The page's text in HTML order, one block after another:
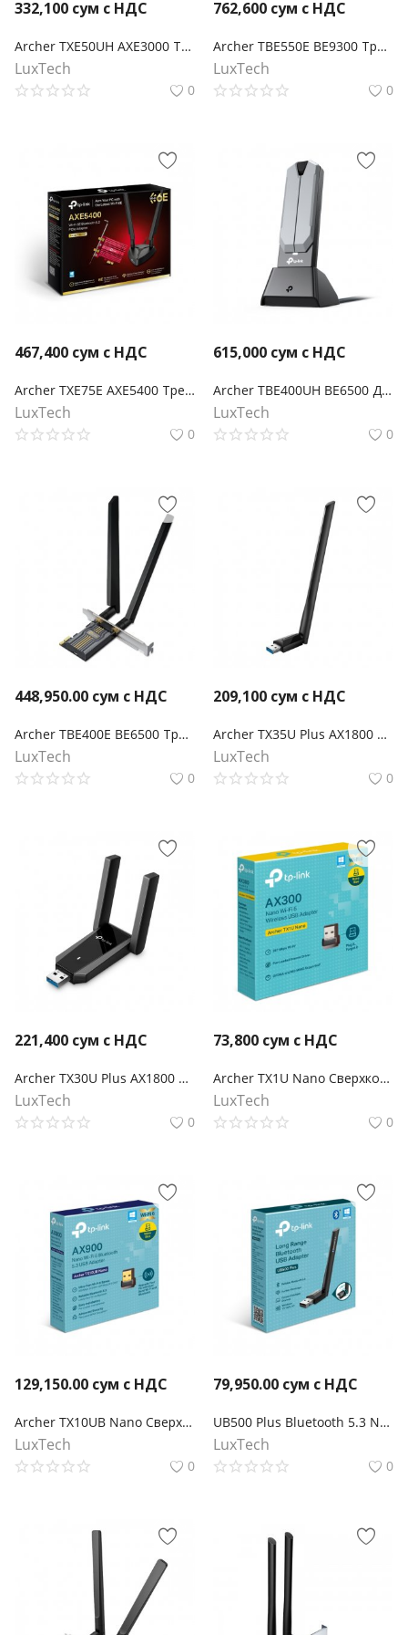
332,100 сум с НДС
Archer TXE50UH AXE3000 Трехдиапазонный беспроводной USB-адаптер высокого усиления Wi-Fi 6E
LuxTech
0
762,600 сум с НДС
Archer TBE550E BE9300 Трехдиапазонный беспроводной PCI Express-адаптер Wi-Fi 7 с поддержкой Bluetooth 5.4
LuxTech
0
467,400 сум с НДС
Archer TXE75E AXE5400 Трехдиапазонный беспроводной PCI Express-адаптер Wi-Fi 6E с поддержкой Bluetooth 5.3
LuxTech
0
615,000 сум с НДС
Archer TBE400UH BE6500 Двухдиапазонный беспроводной USB-адаптер высокого усиления Wi-Fi 7
LuxTech
0
448,950.00 сум с НДС
Archer TBE400E BE6500 Трехдиапазонный беспроводной PCI Express-адаптер Wi-Fi 7 с поддержкой Bluetooth 5.4
LuxTech
0
209,100 сум с НДС
Archer TX35U Plus AX1800 Двухдиапазонный беспроводной USB-адаптер высокого усиления Wi-Fi 6
LuxTech
0
221,400 сум с НДС
Archer TX30U Plus AX1800 Двухдиапазонный беспроводной USB-адаптер высокого усиления Wi-Fi 6
LuxTech
0
73,800 сум с НДС
Archer TX1U Nano Сверхкомпактный двухдиапазонный USB-адаптер с поддержкой Wi-Fi AX300
LuxTech
0
129,150.00 сум с НДС
Archer TX10UB Nano Сверхкомпактный двухдиапазонный USB‑адаптер с поддержкой Wi‑Fi AX900 и Bluetooth 5.3
LuxTech
0
79,950.00 сум с НДС
UB500 Plus Bluetooth 5.3 Nano USB-адаптер с увеличенным радиусом действия
LuxTech
0